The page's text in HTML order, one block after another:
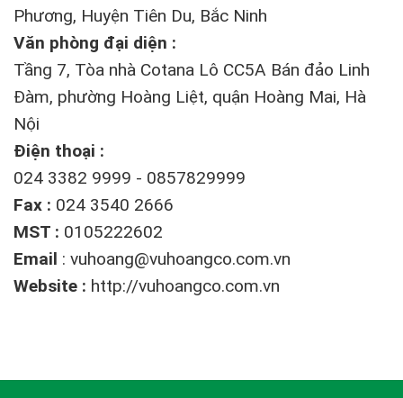
Phương, Huyện Tiên Du, Bắc Ninh
Văn phòng đại diện :
Tầng 7, Tòa nhà Cotana Lô CC5A Bán đảo Linh
Đàm, phường Hoàng Liệt, quận Hoàng Mai, Hà
Nội
Điện thoại :
024 3382 9999 - 0857829999
Fax : 024 3540 2666
MST : 0105222602
Email : vuhoang@vuhoangco.com.vn
Website : http://vuhoangco.com.vn